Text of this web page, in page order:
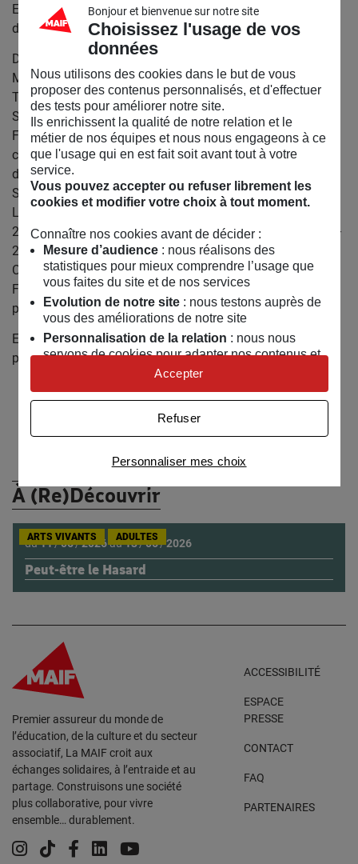
Elle intègre ensuite le Conservatoire National Supérieur
d’Art Dramatique (promotion 2015).
Depuis sa sortie elle travaille avec Vincent Macaigne (“En
Manque”, Théâtre Vidy Lausanne 2016 – 2018 – “Avant la
Terreur”, MC93 2023–2024) mais également avec Antoine
Sarrasin (“Blue Train” L’Étoile du Nord, Paris 2017 ) Adeline
Flaun (“Pas vu, pas pris, qui ne dit mot consent et autres
croyances populaires”, Tropiques Atrium Scène Nationale
de Martinique 2018), Venia Stamatiadi (“Lunch Break”
Scène Nationale de Châlon-sur-Saône 2019), Charlotte
Lagrange (“Désirer Tant”, La Filature, Mulhouse 2018–
2020 – “Les Petits Pouvoirs” Théâtre du Beauvaisis 2022–
2024), et Lucie Berelowitsch (“Sorcières” Théâtre du Préau
CDN de Vire-Normandie 2024–2025, “La Chanson de la
Forêt” 2025), Kristel Largis (“Coucoù” – création prévue au
printemps 2026).
Elle rejoint Agathe Charnet et la compagnie la vie grande
pour la création de “Peut-être le Hasard” à l’automne 2026.
Retrouvez Clara Lama Schmit sur :
Instagram
À (Re)Découvrir
Peut-être le Hasard
du11/06/2026au13/06/2026
ARTS VIVANTS ADULTES
Premier assureur du monde de
l’éducation, de la culture et du secteur
associatif, La MAIF croit aux
échanges solidaires, à l’entraide et au
partage. Construisons une société
plus collaborative, pour vivre
ensemble… durablement.
ACCESSIBILITÉ
ESPACE
PRESSE
CONTACT
FAQ
PARTENAIRES
Instagram
TiktokFacebook
LinkedinYouTube
Bonjour et bienvenue sur notre site
Choisissez l'usage de vos
données
Nous utilisons des cookies dans le but de vous
proposer des contenus personnalisés, et d'effectuer
des tests pour améliorer notre site.
Ils enrichissent la qualité de notre relation et le
métier de nos équipes et nous nous engageons à ce
que l'usage qui en est fait soit avant tout à votre
service.
Vous pouvez accepter ou refuser librement les
cookies et modifier votre choix à tout moment.
Connaître nos cookies avant de décider :
Mesure d’audience: nous réalisons des
statistiques pour mieux comprendre l’usage que
vous faites du site et de nos services
Evolution de notre site: nous testons auprès de
vous des améliorations de notre site
Personnalisation de la relation : nous nous
servons de cookies pour adapter nos contenus et
personnaliser nos offres
Univers publicitaire: nous utilisons avec nos
publicités personnalisées
Personnaliser mes choix
Refuser
Accepter